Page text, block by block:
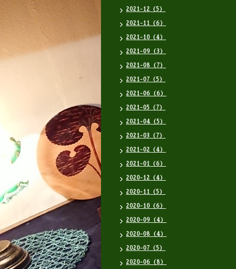
2021-12（5）
2021-11（6）
2021-10（4）
2021-09（3）
2021-08（7）
2021-07（5）
2021-06（6）
2021-05（7）
2021-04（5）
2021-03（7）
2021-02（4）
2021-01（6）
2020-12（4）
2020-11（5）
2020-10（6）
2020-09（4）
2020-08（4）
2020-07（5）
2020-06（8）